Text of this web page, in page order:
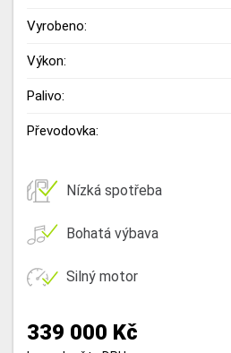
Vyrobeno:
Výkon:
Palivo:
Převodovka:
Nízká spotřeba
Bohatá výbava
Silný motor
339 000 Kč